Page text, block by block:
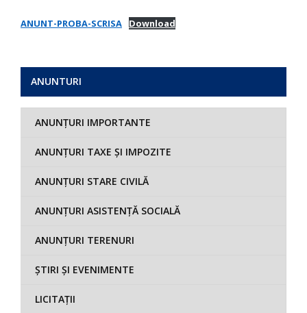
ANUNT-PROBA-SCRISA Download
ANUNTURI
ANUNȚURI IMPORTANTE
ANUNȚURI TAXE ȘI IMPOZITE
ANUNȚURI STARE CIVILĂ
ANUNȚURI ASISTENȚĂ SOCIALĂ
ANUNȚURI TERENURI
ȘTIRI ȘI EVENIMENTE
LICITAȚII